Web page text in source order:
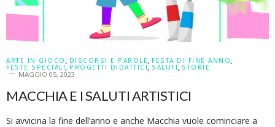
ARTE IN GIOCO , DISCORSI E PAROLE, FESTA DI FINE ANNO,
FESTE SPECIALI, PROGETTI DIDATTICI, SALUTI, STORIE
MAGGIO 05, 2023
MACCHIA E I SALUTI ARTISTICI
Si avvicina la fine dell’anno e anche Macchia vuole cominciare a